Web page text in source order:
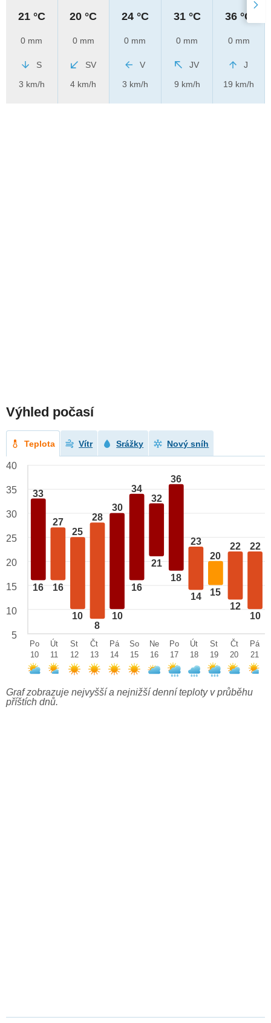
21 °C
0 mm
S
3 km/h
20 °C
0 mm
SV
4 km/h
24 °C
0 mm
V
3 km/h
31 °C
0 mm
JV
9 km/h
36 °C
0 mm
J
19 km/h
Výhled počasí
Teplota Vítr Srážky Nový sníh
33
16
27
16
25
10
28
8
30
10
34
16
32
21
36
18
23
14
20
15
22
12
22
10
40
35
30
25
20
15
10
5
Po
10
Út
11
St
12
Čt
13
Pá
14
So
15
Ne
16
Po
17
Út
18
St
19
Čt
20
Pá
21
Graf zobrazuje nejvyšší a nejnižší denní teploty v průběhu
příštích dnů.